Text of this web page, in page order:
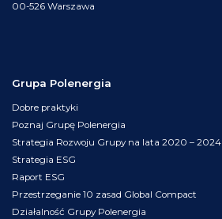
00-526 Warszawa
Grupa Polenergia
Dobre praktyki
Poznaj Grupę Polenergia
Strategia Rozwoju Grupy na lata 2020 – 2024
Strategia ESG
Raport ESG
Przestrzeganie 10 zasad Global Compact
Działalność Grupy Polenergia